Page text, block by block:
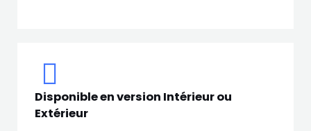
Disponible en version Intérieur ou
Extérieur